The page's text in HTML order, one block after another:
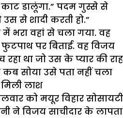
डालूंगा.” पदम गुस्से से
से शादी करती हो.”
भरा वहां से चला गया. वह
पर बिताई. वह विजय
था जो उस के प्यार की राह
सोया उसे पता नहीं चला
लाश
को मयूर विहार सोसायटी
ने विजय साचीदार के लापता